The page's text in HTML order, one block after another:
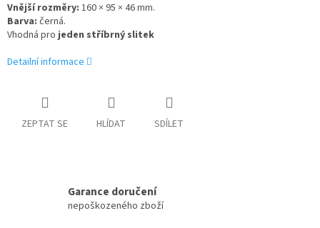
Vnější rozměry: 160 × 95 × 46 mm.
Barva: černá.
Vhodná projeden stříbrný slitek
Detailní informace
ZEPTAT SE HLÍDAT SDÍLET
Garance doručení
nepoškozeného zboží